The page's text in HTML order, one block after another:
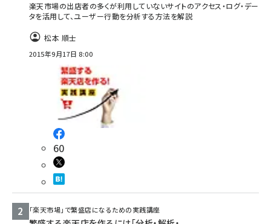
楽天市場の出店者の多くが利用していないサイトのアクセス・ログ・デー
タを活用して、ユーザー行動を分析する方法を解説
松本 順士
2015年9月17日 8:00
60
「楽天市場」で繁盛店になるための実践講座